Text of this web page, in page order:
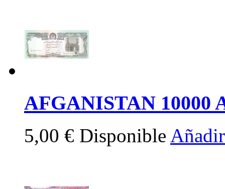
AFGANISTAN 10000
5,00 € Disponible